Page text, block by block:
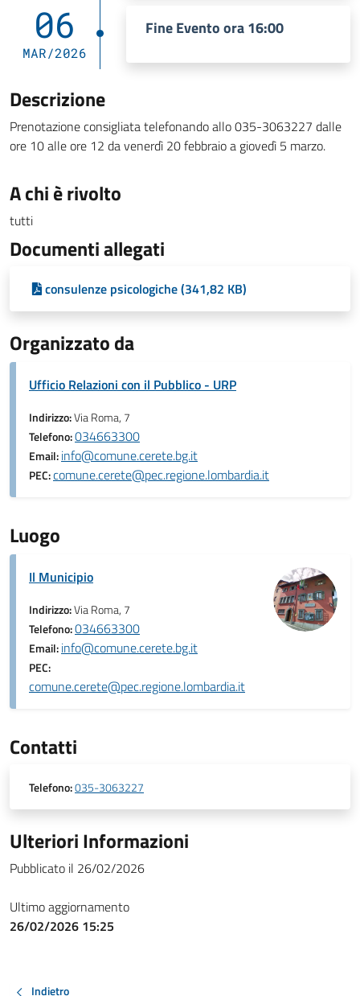
06
MAR/2026
Fine Evento ora 16:00
Descrizione
Prenotazione consigliata telefonando allo 035-3063227 dalle
ore 10 alle ore 12 da venerdì 20 febbraio a giovedì 5 marzo.
A chi è rivolto
tutti
Documenti allegati
consulenze psicologiche (341,82 KB)
Organizzato da
Ufficio Relazioni con il Pubblico - URP
Indirizzo:Via Roma, 7
Telefono:034663300
Email:info@comune.cerete.bg.it
PEC:comune.cerete@pec.regione.lombardia.it
Luogo
Il Municipio
Indirizzo:Via Roma, 7
Telefono:034663300
Email:info@comune.cerete.bg.it
PEC:
comune.cerete@pec.regione.lombardia.it
Contatti
Telefono:035-3063227
Ulteriori Informazioni
Pubblicato il 26/02/2026
Ultimo aggiornamento
26/02/2026 15:25
Indietro